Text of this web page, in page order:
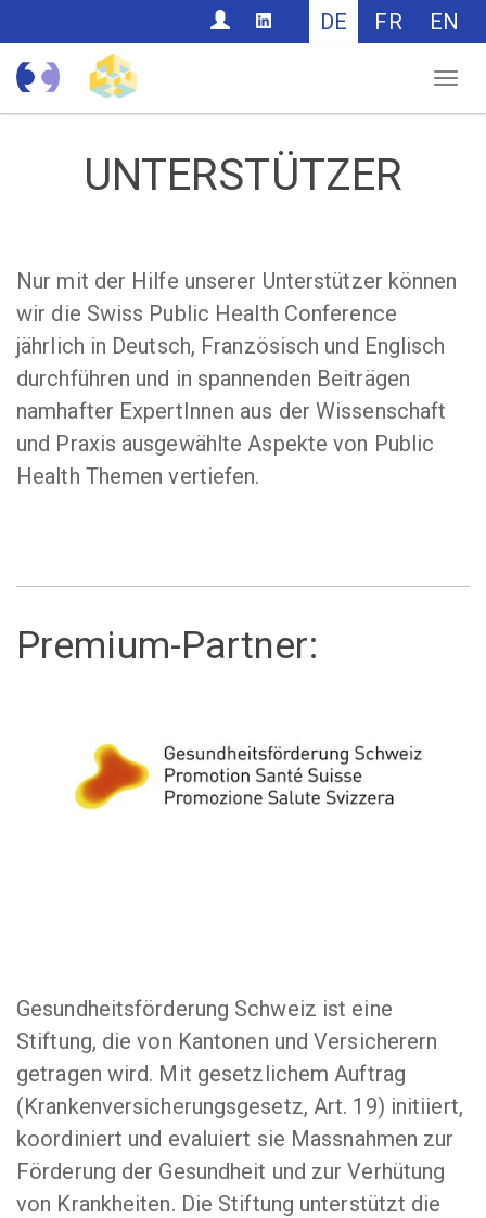
CONTACT DE FR EN
UNTERSTÜTZER
Nur mit der Hilfe unserer Unterstützer können
wir die Swiss Public Health Conference
jährlich in Deutsch, Französisch und Englisch
durchführen und in spannenden Beiträgen
namhafter ExpertInnen aus der Wissenschaft
und Praxis ausgewählte Aspekte von Public
Health Themen vertiefen.
Premium-Partner:
Gesundheitsförderung Schweiz ist eine
Stiftung, die von Kantonen und Versicherern
getragen wird. Mit gesetzlichem Auftrag
(Krankenversicherungsgesetz, Art. 19) initiiert,
koordiniert und evaluiert sie Massnahmen zur
Förderung der Gesundheit und zur Verhütung
von Krankheiten. Die Stiftung unterstützt die